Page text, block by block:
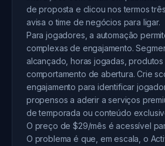
de proposta e clicou nos termos
avisa o time de negócios para ligar.
Para jogadores, a automação
complexas de engajamento.
alcançado, horas jogadas,
comportamento de abertura. Crie
engajamento para identificar
propensos a aderir a serviços
de temporada ou conteúdo
O preço de $29/mês é acessível
O problema é que, em escala, o